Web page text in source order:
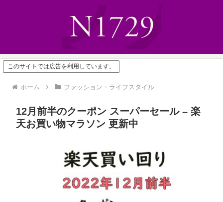
このサイトでは広告を利用しています。
ホーム ファッション・ライフスタイル
12月前半のクーポン スーパーセール – 楽
天お買い物マラソン 更新中